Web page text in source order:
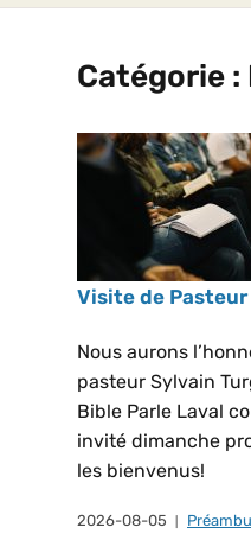
Catégorie :
Visite de
Nous aurons
pasteur Sylvain
Bible Parle Laval
invité dimanche
les bienvenus!
2026-08-05